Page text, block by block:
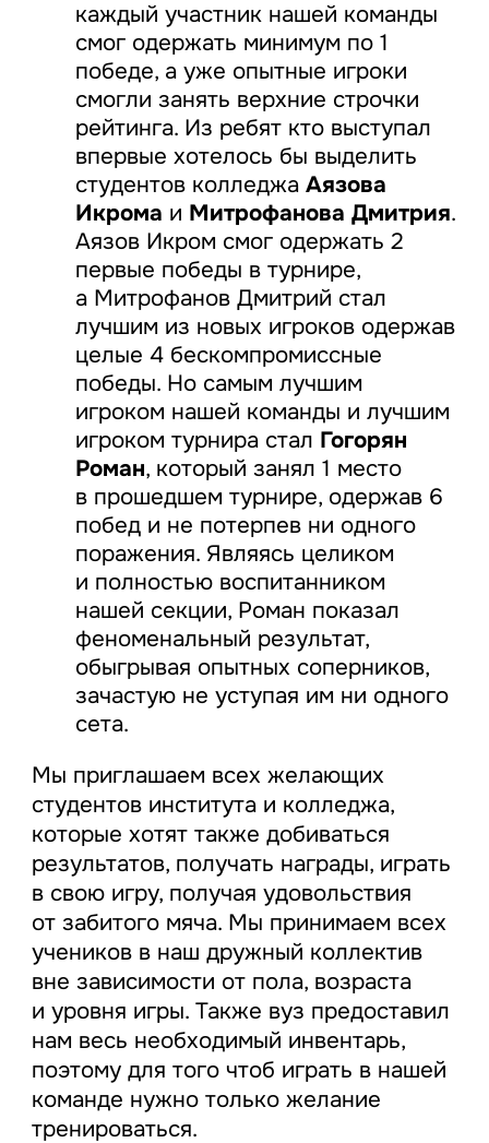
каждый участник нашей команды
смог одержать минимум по 1
победе, а уже опытные игроки
смогли занять верхние строчки
рейтинга. Из ребят кто выступал
впервые хотелось бы выделить
студентов колледжа Аязова
Икрома и Митрофанова Дмитрия.
Аязов Икром смог одержать 2
первые победы в турнире,
а Митрофанов Дмитрий стал
лучшим из новых игроков одержав
целые 4 бескомпромиссные
победы. Но самым лучшим
игроком нашей команды и лучшим
игроком турнира стал Гогорян
Роман, который занял 1 место
в прошедшем турнире, одержав 6
побед и не потерпев ни одного
поражения. Являясь целиком
и полностью воспитанником
нашей секции, Роман показал
феноменальный результат,
обыгрывая опытных соперников,
зачастую не уступая им ни одного
сета.
Мы приглашаем всех желающих
студентов института и колледжа,
которые хотят также добиваться
результатов, получать награды, играть
в свою игру, получая удовольствия
от забитого мяча. Мы принимаем всех
учеников в наш дружный коллектив
вне зависимости от пола, возраста
и уровня игры. Также вуз предоставил
нам весь необходимый инвентарь,
поэтому для того чтоб играть в нашей
команде нужно только желание
тренироваться.